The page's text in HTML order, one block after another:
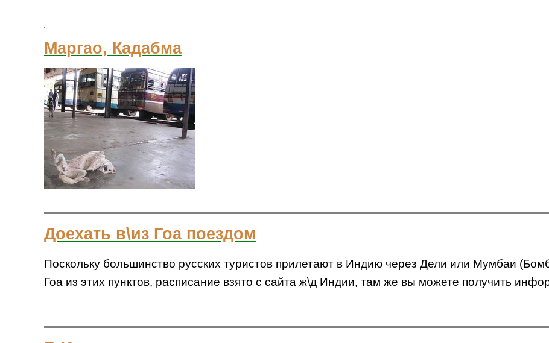
Маргао, Кадабма
Доехать в\из Гоа поездом
Поскольку большинство русских туристов прилетают в Индию через Дели или Мумбаи
Гоа из этих пунктов, расписание взято с сайта ж\д Индии, там же вы можете получить